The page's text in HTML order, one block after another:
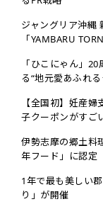
ジャングリア沖縄
「YAMBARU
「ひこにゃん」
る“地元愛あふれ
【全国初】妊産
子クーポンがすご
伊勢志摩の郷土料
年フード」に認定
1年で最も美しい
り」が開催